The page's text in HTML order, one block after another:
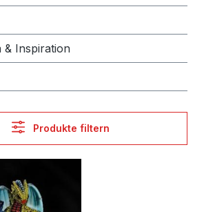
& Inspiration
Produkte filtern